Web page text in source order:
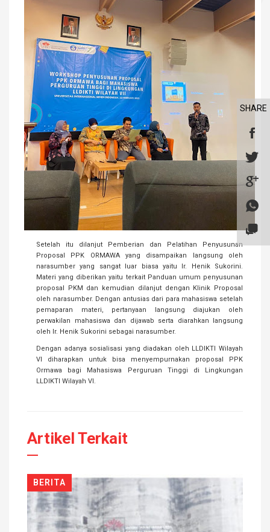
SHARE
Setelah itu dilanjut Pemberian dan Pelatihan Penyusunan
Proposal PPK ORMAWA yang disampaikan langsung oleh
narasumber yang sangat luar biasa yaitu Ir. Henik Sukorini.
Materi yang diberikan yaitu terkait Panduan umum penyusunan
proposal PKM dan kemudian dilanjut dengan Klinik Proposal
oleh narasumber. Dengan antusias dari para mahasiswa setelah
pemaparan materi, pertanyaan langsung diajukan oleh
perwakilan mahasiswa dan dijawab serta diarahkan langsung
oleh Ir. Henik Sukorini sebagai narasumber.
Dengan adanya sosialisasi yang diadakan oleh LLDIKTI Wilayah
VI diharapkan untuk bisa menyempurnakan proposal PPK
Ormawa bagi Mahasiswa Perguruan Tinggi di Lingkungan
LLDIKTI Wilayah VI.
Artikel Terkait
BERITA